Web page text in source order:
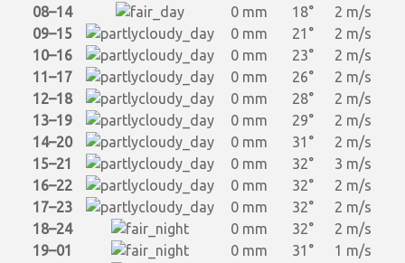
08–14
0 mm 18°
2 m/s
09–15
0 mm 21°
2 m/s
10–16
0 mm 23°
2 m/s
11–17
0 mm 26°
2 m/s
12–18
0 mm 28°
2 m/s
13–19
0 mm 29°
2 m/s
14–20
0 mm 31°
2 m/s
15–21
0 mm 32°
3 m/s
16–22
0 mm 32°
2 m/s
17–23
0 mm 32°
2 m/s
18–24
0 mm 32°
2 m/s
19–01
0 mm 31°
1 m/s